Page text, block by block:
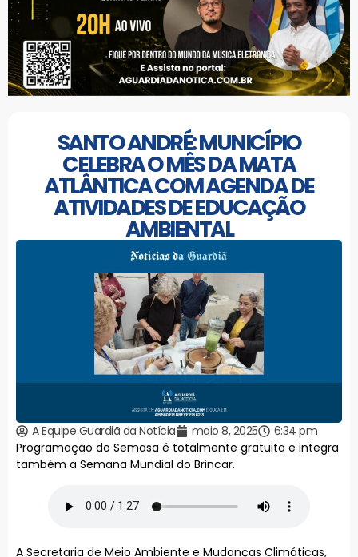
SANTO ANDRÉ: MUNICÍPIO
CELEBRA O MÊS DA MATA
ATLÂNTICA COM AGENDA DE
ATIVIDADES DE EDUCAÇÃO
AMBIENTAL
A Equipe Guardiã da Notícia maio 8, 2025
6:34 pm
Programação do Semasa é totalmente gratuita e integra
também a Semana Mundial do Brincar.
A Secretaria de Meio Ambiente e Mudanças Climáticas,